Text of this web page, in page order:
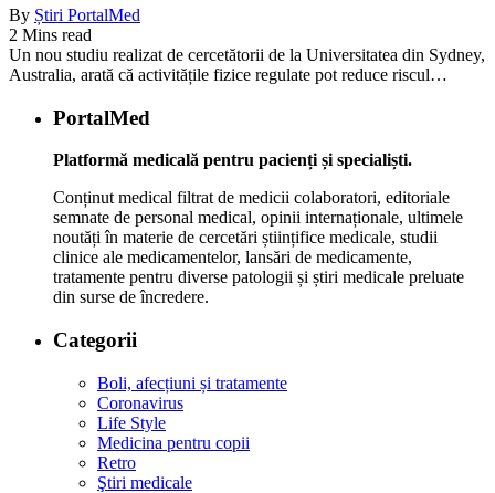
By Știri PortalMed
2 Mins read
Un nou studiu realizat de cercetătorii de la Universitatea din Sydney,
Australia, arată că activitățile fizice regulate pot reduce riscul…
PortalMed
Platformă medicală pentru pacienți și specialiști.
Conținut medical filtrat de medicii colaboratori, editoriale
semnate de personal medical, opinii internaționale, ultimele
noutăți în materie de cercetări științifice medicale, studii
clinice ale medicamentelor, lansări de medicamente,
tratamente pentru diverse patologii și știri medicale preluate
din surse de încredere.
Categorii
Boli, afecțiuni și tratamente
Coronavirus
Life Style
Medicina pentru copii
Retro
Ştiri medicale